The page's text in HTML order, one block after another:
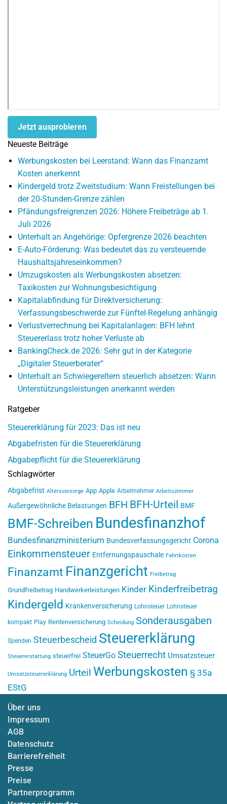
Jetzt ausprobieren
Neueste Beiträge
Werbungskosten bei Leerstand: Wann das Finanzamt
Kosten anerkennt
Kindergeld trotz Zweitstudium: Wann Freistellungen bei
der 20-Stunden-Grenze zählen
Pfändungsfreigrenzen 2026: Höhere Freibeträge ab 1.
Juli 2026
Unterhalt an Angehörige: Opfergrenze 2026 beachten
E-Auto-Förderung: Was bedeutet das zu versteuernde
Haushaltsjahreseinkommen?
Umzugskosten als Werbungskosten absetzen:
Taxikosten zur Wohnungsbesichtigung
Kapitalabfindung für Direktversicherung:
Verfassungsbeschwerde zur Fünftel-Regelung anhängig
Verlustverrechnung bei Kapitalanlagen: BFH lehnt
Steuererlass trotz hoher Verluste ab
BankingCheck.de 2026: Sehr gut in der Kategorie
„Digitaler Steuerberater“
Unterhalt an Schwiegereltern steuerlich absetzen: Wann
Unterstützungsleistungen anerkannt werden
Ratgeber
Steuererklärung für 2023: Das ist neu
Abgabefristen für die Steuererklärung
Abgabepflicht für die Steuererklärung
Schlagwörter
Abgabefrist Altersvorsorge App Apple Arbeitnehmer Arbeitszimmer
Außergewöhnliche Belastungen BFH BFH-Urteil BMF
BMF-Schreiben Bundesfinanzhof
Bundesfinanzministerium Bundesverfassungsgericht Corona
Einkommensteuer Entfernungspauschale Fahrtkosten
Finanzamt Finanzgericht Freibetrag
Grundfreibetrag Handwerkerleistungen Kinder Kinderfreibetrag
Kindergeld Krankenversicherung Lohnsteuer Lohnsteuer
kompakt Play Rentenversicherung Scheidung Sonderausgaben
Spenden Steuerbescheid Steuererklärung
Steuererstattung steuerfrei SteuerGo Steuerrecht Umsatzsteuer
Umsatzsteuererklärung Urteil Werbungskosten § 35a
EStG
Über uns
Impressum
AGB
Datenschutz
Barrierefreiheit
Presse
Preise
Partnerprogramm